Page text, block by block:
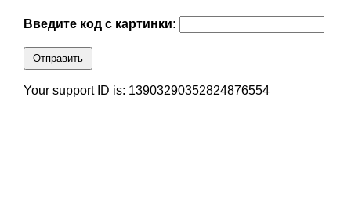
Введите код с картинки:
Отправить
Your support ID is: 13903290352824876554